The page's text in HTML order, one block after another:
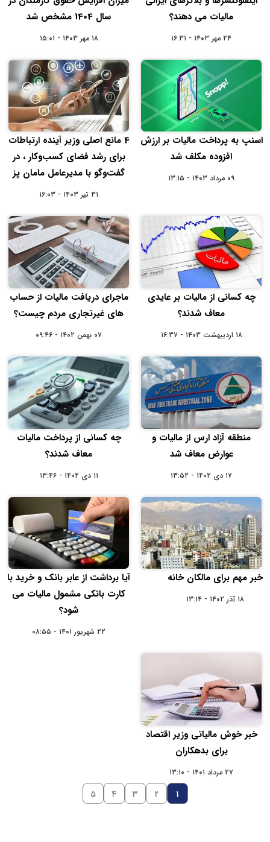
مالیات می دهند؟
۲۴ مهر ۱۴۰۳ - ۱۶:۳۱
سال 1404 مشخص شد
۱۸ مهر ۱۴۰۳ - ۱۵:۰۱
اسنپ به پرداخت مالیات بر ارزش
افزوده مکلف شد
۰۹ مرداد ۱۴۰۳ - ۱۳:۱۵
4 مانع اصلی وزیر آینده ارتباطات
برای رشد فضای کسب‌وکار ، در
گفت‌وگو با مدیرعامل مامان پز
۳۱ تیر ۱۴۰۳ - ۱۶:۰۳
چه کسانی از مالیات بر عایدی
معاف شدند؟
۱۸ اردیبهشت ۱۴۰۳ - ۱۶:۳۷
ماجرای دریافت مالیات از حساب
های غیرتجاری مردم چیست؟
۰۷ بهمن ۱۴۰۲ - ۰۹:۴۶
منطقه آزاد ارس از مالیات و
عوارض معاف شد
۱۷ دی ۱۴۰۲ - ۱۳:۵۲
چه کسانی از پرداخت مالیات
معاف شدند؟
۱۱ دی ۱۴۰۲ - ۱۳:۴۶
خبر مهم برای مالکان خانه
۱۸ آذر ۱۴۰۲ - ۱۳:۱۴
آیا برداشت از عابر بانک و خرید با
کارت بانکی مشمول مالیات می
شود؟
۲۲ شهریور ۱۴۰۱ - ۰۸:۵۵
خبر خوش مالیاتی وزیر اقتصاد
برای بدهکاران
۲۷ مرداد ۱۴۰۱ - ۱۳:۱۰
۱ ۲ ۳ ۴ ۵